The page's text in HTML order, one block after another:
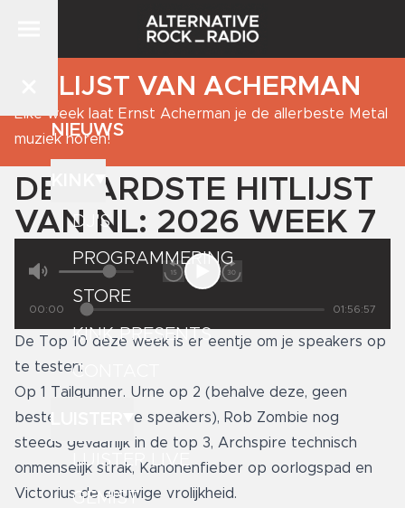
NIEUWS
DJ'S
PROGRAMMERING
STORE
KINK PRESENTS
CONTACT
LUISTER LIVE
GEMIST
DE LIJST VAN ACHERMAN
Elke week laat Ernst Acherman je de allerbeste Metal
muziek horen!
DE HARDSTE HITLIJST
VAN NL: 2026 WEEK 7
00:00 01:56:57
De Top 10 deze week is er eentje om je speakers op
te testen:
Op 1 Tailgunner. Urne op 2 (behalve deze, geen
beste test voor je speakers), Rob Zombie nog
steeds gevaarlijk in de top 3, Archspire technisch
onmenselijk strak, Kanonenfieber op oorlogspad en
Victorius de eeuwige vrolijkheid.